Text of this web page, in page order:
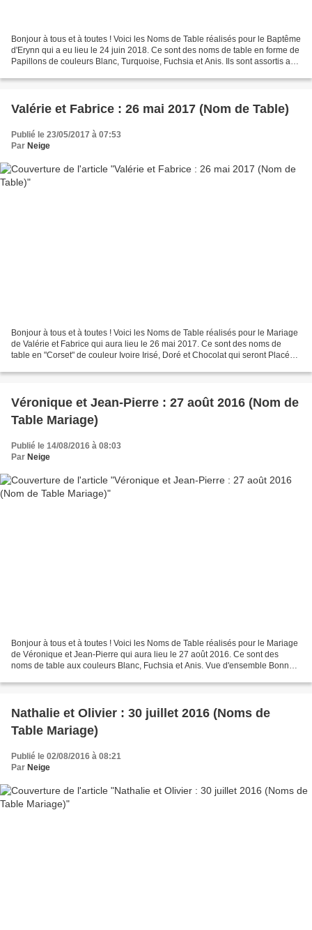
Bonjour à tous et à toutes ! Voici les Noms de Table réalisés pour le Baptême
d'Erynn qui a eu lieu le 24 juin 2018. Ce sont des noms de table en forme de
Papillons de couleurs Blanc, Turquoise, Fuchsia et Anis. Ils sont assortis aux
Valérie et Fabrice : 26 mai 2017 (Nom de Table)
Publié le 23/05/2017 à 07:53
Par Neige
Bonjour à tous et à toutes ! Voici les Noms de Table réalisés pour le Mariage
de Valérie et Fabrice qui aura lieu le 26 mai 2017. Ce sont des noms de
table en "Corset" de couleur Ivoire Irisé, Doré et Chocolat qui seront Placés
Véronique et Jean-Pierre : 27 août 2016 (Nom de
Table Mariage)
Publié le 14/08/2016 à 08:03
Par Neige
Bonjour à tous et à toutes ! Voici les Noms de Table réalisés pour le Mariage
de Véronique et Jean-Pierre qui aura lieu le 27 août 2016. Ce sont des
noms de table aux couleurs Blanc, Fuchsia et Anis. Vue d'ensemble Bonne
Nathalie et Olivier : 30 juillet 2016 (Noms de
Table Mariage)
Publié le 02/08/2016 à 08:21
Par Neige